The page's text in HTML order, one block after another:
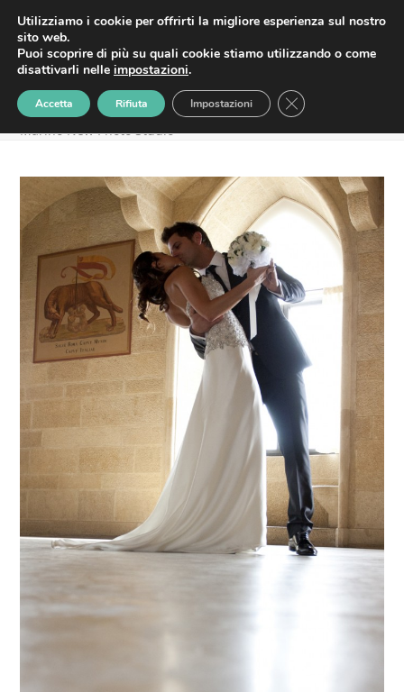
content
Open
mobile
menu
Close
mobile
menu
Foto Matrimonio San
Marino New Photo
Studio
Home»Matrimonio Alex e Monia»Foto Matrimonio San
Marino New Photo Studio
Utilizziamo i cookie per offrirti la migliore esperienza sul nostro
sito web.
Puoi scoprire di più su quali cookie stiamo utilizzando o come
disattivarli nelle impostazioni.
Accetta Rifiuta Impostazioni Close GDPR